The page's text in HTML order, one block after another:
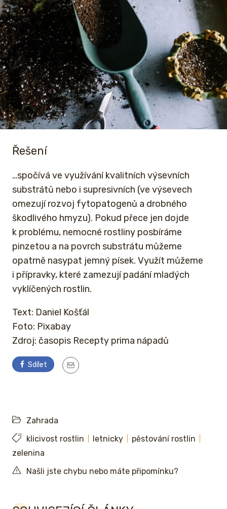
Řešení
…spočívá ve využívání kvalitních výsevních
substrátů nebo i supresivních (ve výsevech
omezují rozvoj fytopatogenů a drobného
škodlivého hmyzu). Pokud přece jen dojde
k problému, nemocné rostliny posbíráme
pinzetou a na povrch substrátu můžeme
opatrně nasypat jemný písek. Využít můžeme
i přípravky, které zamezují padání mladých
vyklíčených rostlin.
Text: Daniel Košťál
Foto: Pixabay
Zdroj: časopis Recepty prima nápadů
Sdílet
Zahrada
klicivost rostlin
letnicky
pěstování rostlin
zelenina
Našli jste chybu nebo máte připomínku?